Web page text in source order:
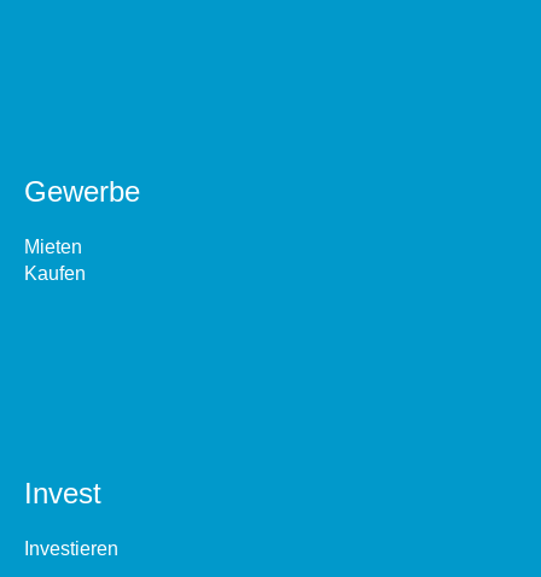
Gewerbe
Mieten
Kaufen
Invest
Investieren